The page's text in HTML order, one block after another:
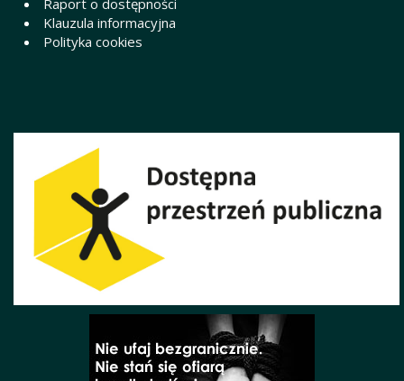
Raport o dostępności
Klauzula informacyjna
Polityka cookies